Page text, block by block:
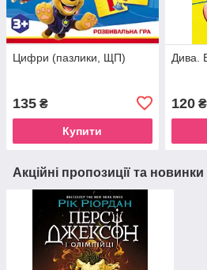
Цифри (пазлики, ЩП)
135 ₴
Купити
Дива.
120₴
Акційні пропозиції та новинки